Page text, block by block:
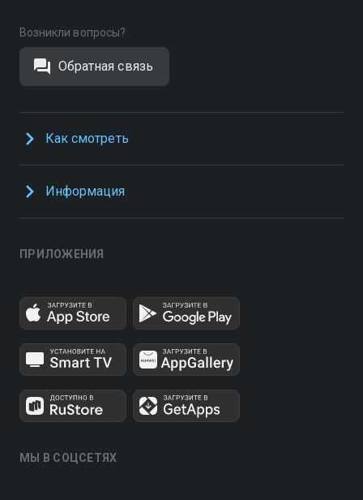
Возникли вопросы?
Обратная связь
Как смотреть
Информация
ПРИЛОЖЕНИЯ
МЫ В СОЦСЕТЯХ